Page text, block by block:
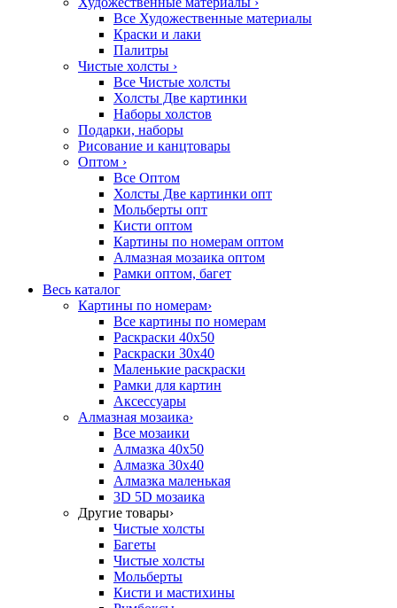
Все Художественные материалы
Краски и лаки
Палитры
Чистые холсты ›
Все Чистые холсты
Холсты Две картинки
Наборы холстов
Подарки, наборы
Рисование и канцтовары
Оптом ›
Все Оптом
Холсты Две картинки опт
Мольберты опт
Кисти оптом
Картины по номерам оптом
Алмазная мозаика оптом
Рамки оптом, багет
Весь каталог
Картины по номерам›
Все картины по номерам
Раскраски 40х50
Раскраски 30х40
Маленькие раскраски
Рамки для картин
Аксессуары
Алмазная мозаика›
Все мозаики
Алмазка 40х50
Алмазка 30х40
Алмазка маленькая
3D 5D мозаика
Другие товары›
Чистые холсты
Багеты
Чистые холсты
Мольберты
Кисти и мастихины